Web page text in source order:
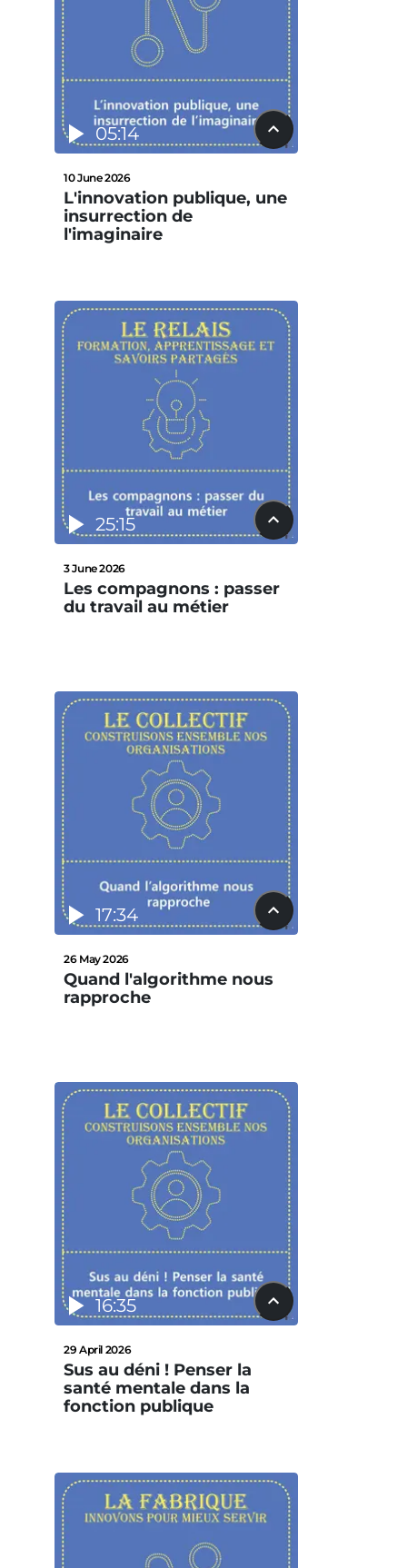
05:14
10 June 2026
L'innovation publique, une
insurrection de
l'imaginaire
25:15
3 June 2026
Les compagnons : passer
du travail au métier
17:34
26 May 2026
Quand l'algorithme nous
rapproche
16:35
29 April 2026
Sus au déni ! Penser la
santé mentale dans la
fonction publique